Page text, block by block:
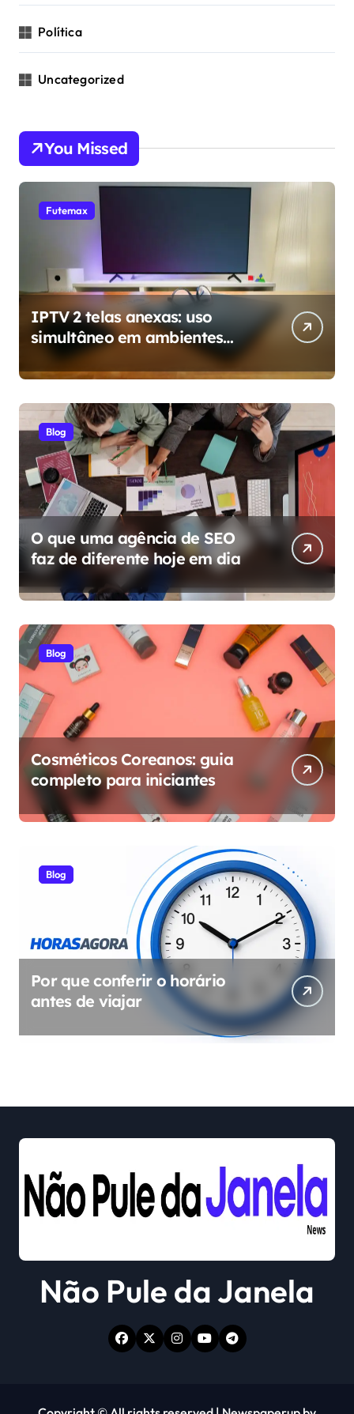
Política
Uncategorized
You Missed
Futemax
IPTV 2 telas anexas: uso
simultâneo em ambientes
diferentes da casa
Blog
O que uma agência de SEO
faz de diferente hoje em dia
Blog
Cosméticos Coreanos: guia
completo para iniciantes
Blog
Por que conferir o horário
antes de viajar
Não Pule da Janela